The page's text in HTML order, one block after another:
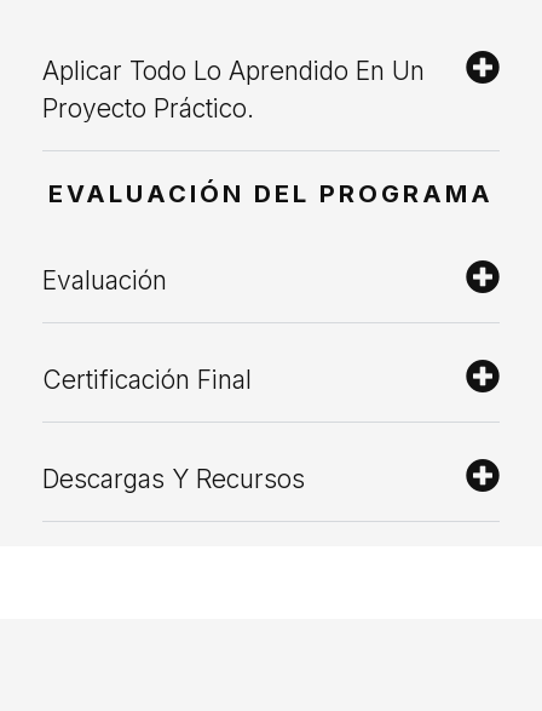
Aplicar Todo Lo Aprendido En Un
Proyecto Práctico.
EVALUACIÓN DEL PROGRAMA
Evaluación
Certificación Final
Descargas Y Recursos